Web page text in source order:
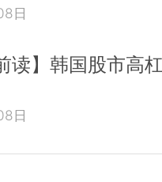
日
读】韩国股市高
日